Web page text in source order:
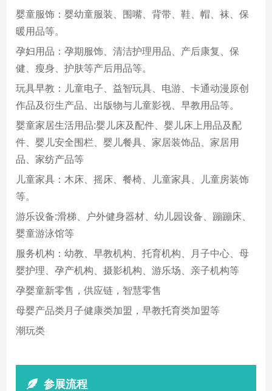
婴童服饰：婴幼童服装、围嘴、背带、鞋、帽、袜、保
暖用品等。
孕妇用品：孕期服饰、清洁护理用品、产后康复、保
健、瘦身、护肤等产后用品等。
玩具早教：儿童电子、益智玩具、电游、卡通动漫原创
作品及衍生产品、出版物与儿童影视、早教用品等。
婴童家居生活用品:婴儿床及配件、婴儿床上用品及配
件、婴儿安全围栏、婴儿餐具、家居装饰品、家居用
品、家纺产品等
儿童家具：木床、摇床、餐椅、儿童家具、儿童房装饰
等。
游乐设备:滑梯、户外健身器材、幼儿园设备、蹦蹦床、
婴童游泳馆等
服务机构：幼教、早教机构、托育机构、月子中心、母
婴护理、孕产机构、摄影机构、游乐场、亲子机构等
孕婴童新零售，供应链，智慧零售
母婴产品类月子健康类加盟，早教托育类加盟等
潮玩类
参展流程